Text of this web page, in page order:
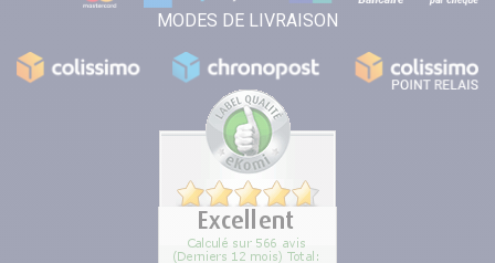
MODES DE LIVRAISON